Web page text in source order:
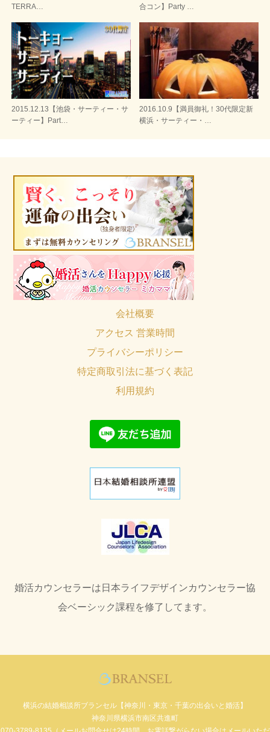
TERRA…
合コン】Party …
2015.12.13【池袋・サーティー・サ
ーティー】Part…
2016.10.9【満員御礼！30代限定新
横浜・サーティー・…
会社概要
アクセス 営業時間
プライバシーポリシー
特定商取引法に基づく表記
利用規約
婚活カウンセラーは日本ライフデザインカウンセラー協
会ベーシック課程を修了してます。
横浜の結婚相談所ブランセル【神奈川・東京・千葉の出会いと婚活】
神奈川県横浜市南区共進町